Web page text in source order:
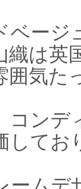
ベー
織は英
囲気た
コンデ
してお